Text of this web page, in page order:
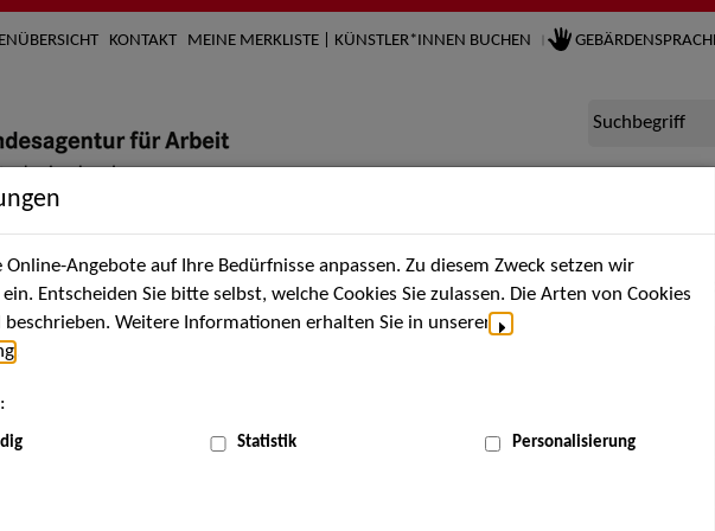
KONTAKT MEINE MERKLISTE | KÜNSTLER*INNEN BUCHEN
Suchbegriff
Künstler*innen Über uns Aktuelles Termine Portfolio
MENÜ
Angebote auf Ihre Bedürfnisse anpassen. Zu diesem Zweck setzen wir
Entscheiden Sie bitte selbst, welche Cookies Sie zulassen. Die Arten von Cookies
Weitere Informationen erhalten Sie in unserer
Statistik Personalisierung